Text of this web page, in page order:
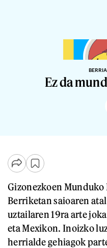
Ez da
Gizonezkoen
Berriketan saioaren
uztailaren 19ra arte
eta Mexikon. Inoizko
herrialde gehiagok